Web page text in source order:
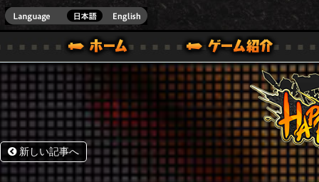
ONE VER.]
ガイド
ル｜HAPPY WARS(ハッピーウォーズ)公式サイト [ XBOX 360,XBOX ONE VER.]
サポート | HAPPY WARS(ハッピーウォーズ)公式サイ
新しい記事へ